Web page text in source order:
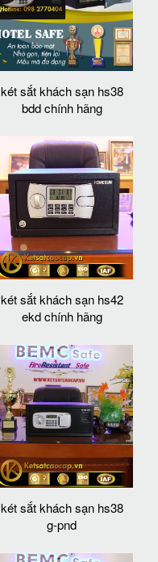
két sắt khách sạn hs38
bdd chính hãng
két sắt khách sạn hs42
ekd chính hãng
két sắt khách sạn hs38
g-pnd